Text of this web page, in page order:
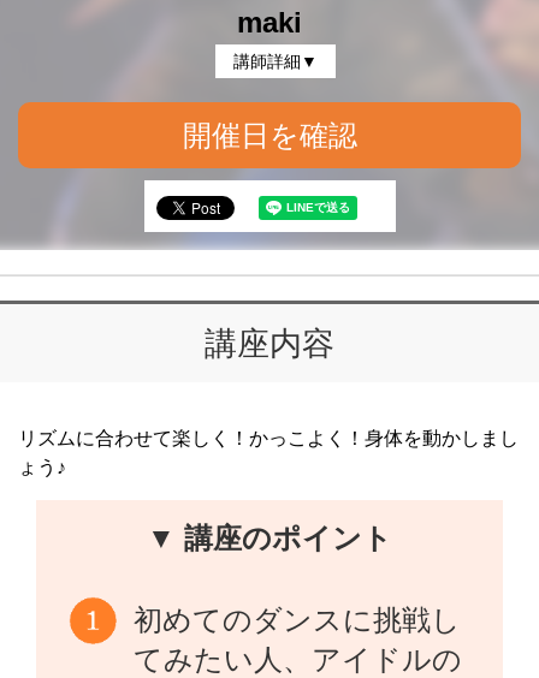
maki
講師詳細▼
開催日を確認
講座内容
リズムに合わせて楽しく！かっこよく！身体を動かしまし
ょう♪
▼ 講座のポイント
初めてのダンスに挑戦し
てみたい人、アイドルの